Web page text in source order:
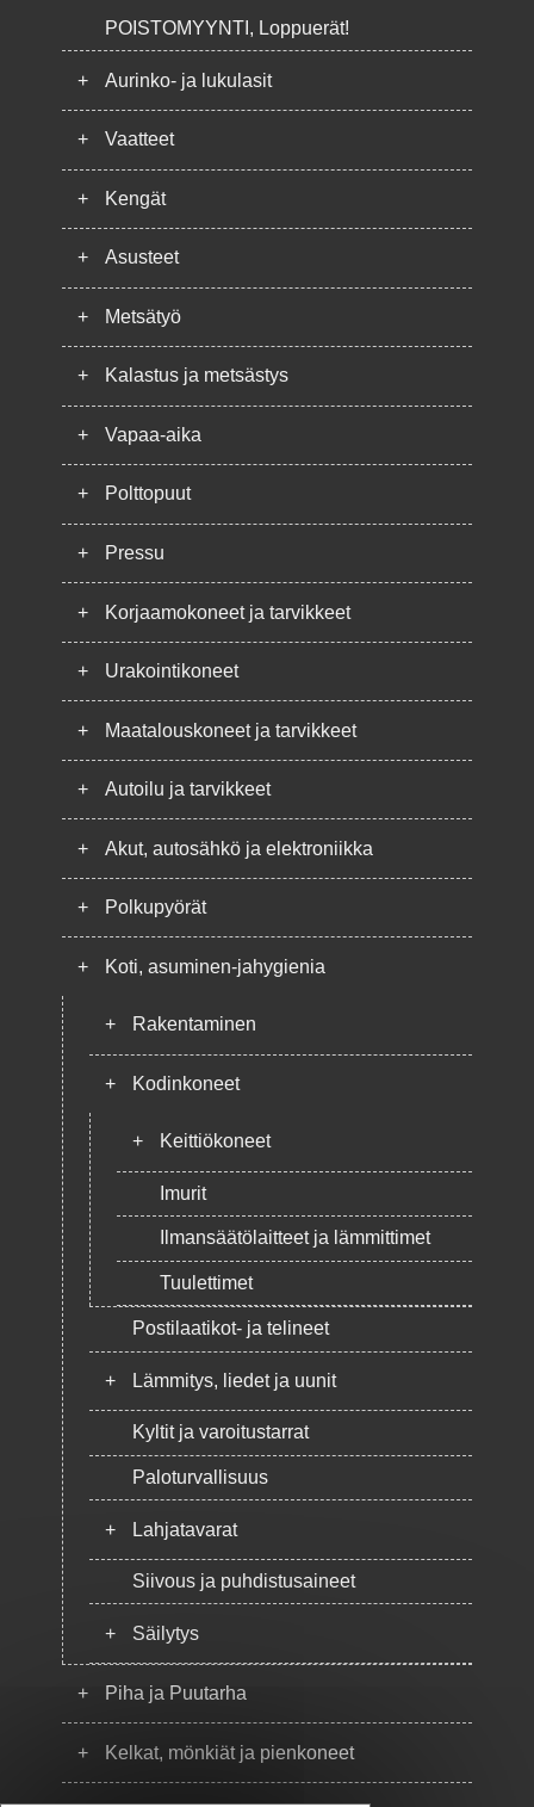
POISTOMYYNTI, Loppuerät!
+ Aurinko- ja lukulasit
+ Vaatteet
+ Kengät
+ Asusteet
+ Metsätyö
+ Kalastus ja metsästys
+ Vapaa-aika
+ Polttopuut
+ Pressu
+ Korjaamokoneet ja tarvikkeet
+ Urakointikoneet
+ Maatalouskoneet ja tarvikkeet
+ Autoilu ja tarvikkeet
+ Akut, autosähkö ja elektroniikka
+ Polkupyörät
+ Koti, asuminen-jahygienia
+ Rakentaminen
+ Kodinkoneet
+ Keittiökoneet
Imurit
Ilmansäätölaitteet ja lämmittimet
Tuulettimet
Postilaatikot- ja telineet
+ Lämmitys, liedet ja uunit
Kyltit ja varoitustarrat
Paloturvallisuus
+ Lahjatavarat
Siivous ja puhdistusaineet
+ Säilytys
+ Piha ja Puutarha
+ Kelkat, mönkiät ja pienkoneet